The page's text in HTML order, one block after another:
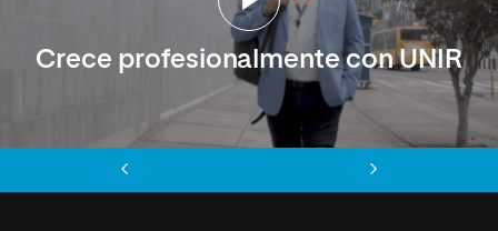
Crece profesionalmente con UNIR